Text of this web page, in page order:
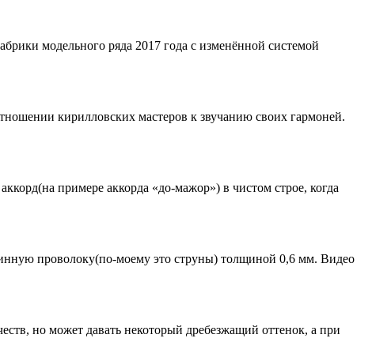
модельного ряда 2017 года с изменённой системой
кирилловских мастеров к звучанию своих гармоней.
примере аккорда «до-мажор») в чистом строе, когда
проволоку(по-моему это струны) толщиной 0,6 мм. Видео
но может давать некоторый дребезжащий оттенок, а при